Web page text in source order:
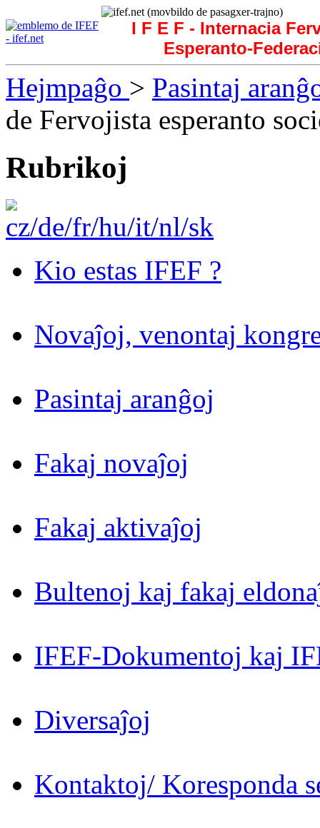
I F E F - Internacia
Esperanto-
Hejmpaĝo > Pasintaj
de Fervojista esperanto
Rubrikoj
Kio estas IFEF ?
Novaĵoj, venontaj
Pasintaj aranĝoj
Fakaj novaĵoj
Fakaj aktivaĵoj
Bultenoj kaj fakaj
IFEF-Dokumentoj kaj
Diversaĵoj
Kontaktoj/ Koresponda